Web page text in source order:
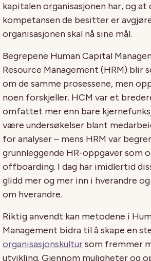
kapitalen organisasjonen har, og at
kompetansen de besitter er
organisasjonen skal nå sine mål.
Begrepene Human Capital
Resource Management (HRM) blir
om de samme prosessene, men
noen forskjeller. HCM var et
omfattet mer enn bare
være undersøkelser blant
for analyser – mens HRM var
grunnleggende HR-oppgaver som
offboarding. I dag har imidlertid
glidd mer og mer inn i hverandre
om hverandre.
Riktig anvendt kan metodene i
Management bidra til å skape en
organisasjonskultursom fremmer
utvikling. Gjennom muligheter og